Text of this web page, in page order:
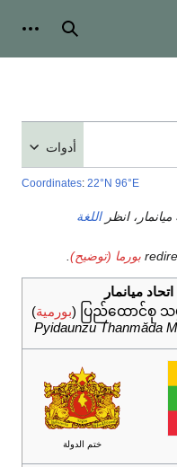
بحث
أدوات
Coordinates: 22°N 96°E
انظراللغة
بورما (توضيح)
ميانمار
ပြည်ထောင်စု သ
(بورمية)
Pyidaunzu Thanmăda
ختم الدولة